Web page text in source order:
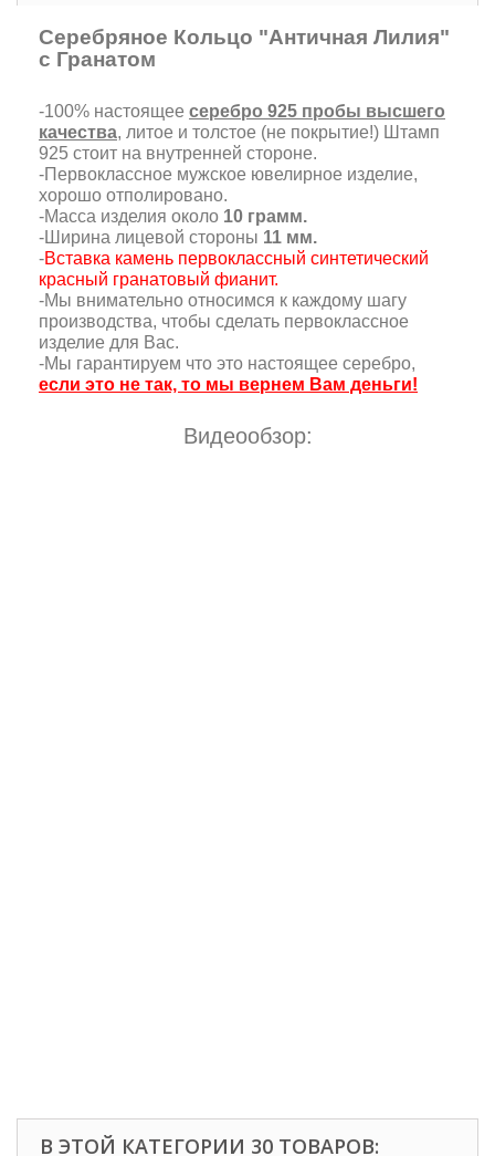
Серебряное Кольцо "Античная Лилия"
с Гранатом
-100% настоящее серебро 925 пробы высшего
качества, литое и толстое (не покрытие!) Штамп
925 стоит на внутренней стороне.
-Первоклассное мужское ювелирное изделие,
хорошо отполировано.
-Масса изделия около 10 грамм.
-Ширина лицевой стороны 11 мм.
-Вставка камень первоклассный синтетический
красный гранатовый фианит.
-Мы внимательно относимся к каждому шагу
производства, чтобы сделать первоклассное
изделие для Вас.
-Мы гарантируем что это настоящее серебро,
если это не так, то мы вернем Вам деньги!
Видеообзор:
В ЭТОЙ КАТЕГОРИИ 30 ТОВАРОВ: